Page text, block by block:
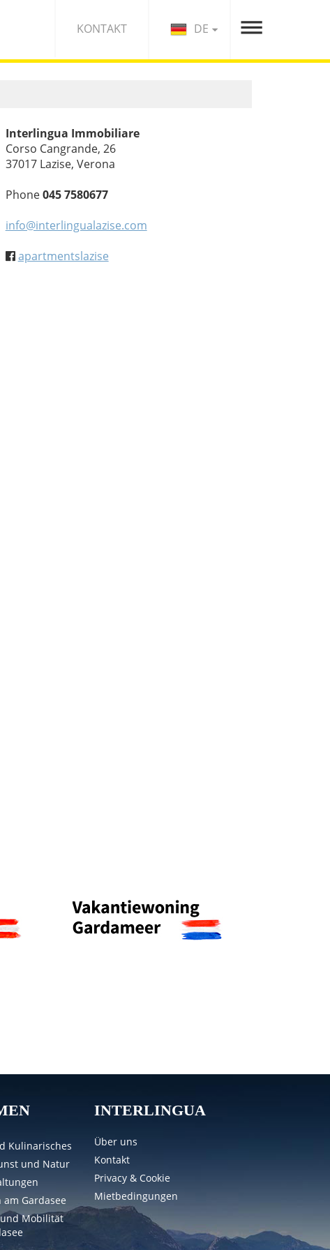
DE
KONTAKT
Interlingua Immobiliare
Corso Cangrande, 26
37017 Lazise, Verona
Phone045 7580677
info@interlingualazise.com
apartmentslazise
Kulinarisches
und Natur
am Gardasee
Mobilität
INTERLINGUA
Über uns
Kontakt
Privacy & Cookie
Mietbedingungen